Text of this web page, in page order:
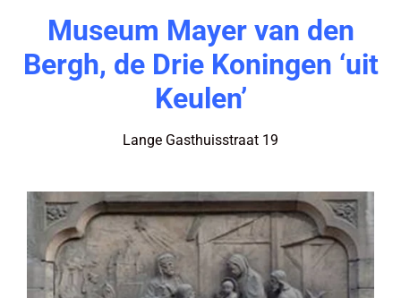
Museum Mayer van den
Bergh, de Drie Koningen ‘uit
Keulen’
Lange Gasthuisstraat 19